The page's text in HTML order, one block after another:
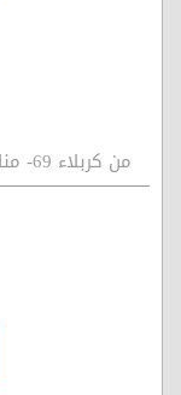
من كربلاء 69- مناسبة الأربعين أداة مواجهة